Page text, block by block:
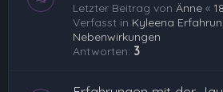
Letzter Beitrag von Änne «
Verfasst in Kyleena
Nebenwirkungen
Antworten: 3